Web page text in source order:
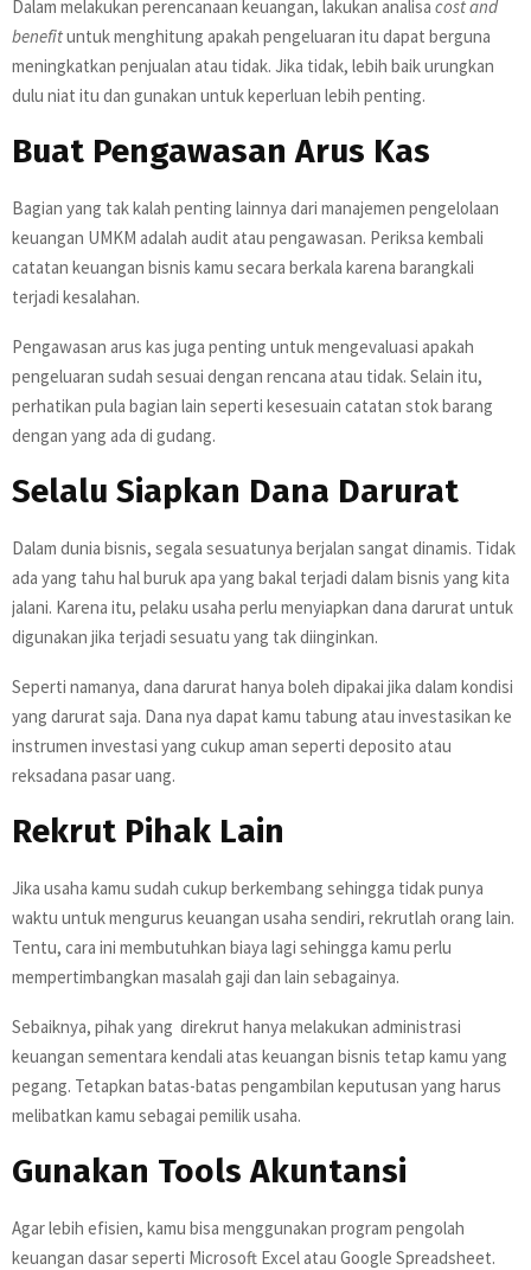
Dalam melakukan perencanaan keuangan, lakukan analisa cost and
benefituntuk menghitung apakah pengeluaran itu dapat berguna
meningkatkan penjualan atau tidak. Jika tidak, lebih baik urungkan
dulu niat itu dan gunakan untuk keperluan lebih penting.
Buat Pengawasan Arus Kas
Bagian yang tak kalah penting lainnya dari manajemen pengelolaan
keuangan UMKM adalah audit atau pengawasan. Periksa kembali
catatan keuangan bisnis kamu secara berkala karena barangkali
terjadi kesalahan.
Pengawasan arus kas juga penting untuk mengevaluasi apakah
pengeluaran sudah sesuai dengan rencana atau tidak. Selain itu,
perhatikan pula bagian lain seperti kesesuain catatan stok barang
dengan yang ada di gudang.
Selalu Siapkan Dana Darurat
Dalam dunia bisnis, segala sesuatunya berjalan sangat dinamis. Tidak
ada yang tahu hal buruk apa yang bakal terjadi dalam bisnis yang kita
jalani. Karena itu, pelaku usaha perlu menyiapkan dana darurat untuk
digunakan jika terjadi sesuatu yang tak diinginkan.
Seperti namanya, dana darurat hanya boleh dipakai jika dalam kondisi
yang darurat saja. Dana nya dapat kamu tabung atau investasikan ke
instrumen investasi yang cukup aman seperti deposito atau
reksadana pasar uang.
Rekrut Pihak Lain
Jika usaha kamu sudah cukup berkembang sehingga tidak punya
waktu untuk mengurus keuangan usaha sendiri, rekrutlah orang lain.
Tentu, cara ini membutuhkan biaya lagi sehingga kamu perlu
mempertimbangkan masalah gaji dan lain sebagainya.
Sebaiknya, pihak yang direkrut hanya melakukan administrasi
keuangan sementara kendali atas keuangan bisnis tetap kamu yang
pegang. Tetapkan batas-batas pengambilan keputusan yang harus
melibatkan kamu sebagai pemilik usaha.
Gunakan Tools Akuntansi
Agar lebih efisien, kamu bisa menggunakan program pengolah
keuangan dasar seperti Microsoft Excel atau Google Spreadsheet.